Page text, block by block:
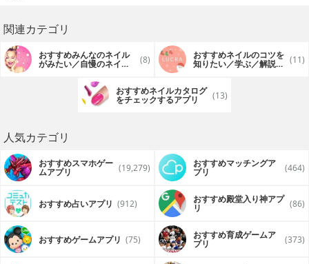
関連カテゴリ
おすすめみんなのネイル
がみたい／自慢のネイル (8) おすすめネイルのコツを
知りたい／学ぶ／解説を (11)
おすすめネイルカタログ
をチェックするアプリ (13)
人気カテゴリ
おすすめスマホゲー
ムアプリ (19,279) おすすめマッチングア
プリ (464)
おすすめ占いアプリ (912) おすすめ殿堂入り神アプ
リ (86)
おすすめゲームアプリ (75) おすすめ育成ゲームア
プリ (373)